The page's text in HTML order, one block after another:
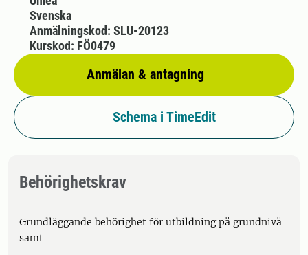
Svenska
Anmälan & antagning
Anmälningskod: SLU-20123
Kurskod: FÖ0479
Schema i TimeEdit
Behörighetskrav
Grundläggande behörighet för utbildning på grundnivå
samt